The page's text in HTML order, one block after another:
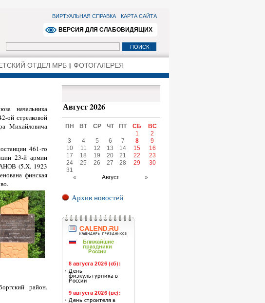
ВИРТУАЛЬНАЯ СПРАВКА КАРТА САЙТА
ВЕРСИЯ ДЛЯ СЛАБОВИДЯЩИХ
ОТДЕЛ МРБ ФОТОГАЛЕРЕЯ
начальника
ой стрелковой
Михайловича
461-го
23-й армии
(5.Х. 1923
финская
район.
Август 2026
ПН ВТ СР ЧТ ПТ СБ
ВС
1
2
3
4 5 6 7 8
9
10
11 12 13 14 15
16
17
18 19 20 21 22
23
24
25 26 27 28 29
30
31
«
Август »
Архив новостей